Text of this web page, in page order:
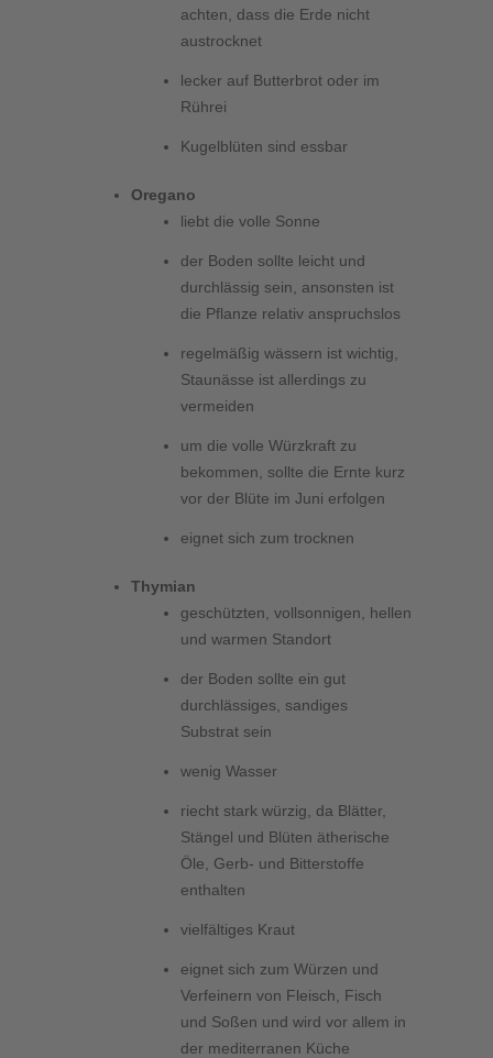
achten, dass die Erde nicht
austrocknet
lecker auf Butterbrot oder im
Rührei
Kugelblüten sind essbar
Oregano
liebt die volle Sonne
der Boden sollte leicht und
durchlässig sein, ansonsten ist
die Pflanze relativ anspruchslos
regelmäßig wässern ist wichtig,
Staunässe ist allerdings zu
vermeiden
um die volle Würzkraft zu
bekommen, sollte die Ernte kurz
vor der Blüte im Juni erfolgen
eignet sich zum trocknen
Thymian
geschützten, vollsonnigen, hellen
und warmen Standort
der Boden sollte ein gut
durchlässiges, sandiges
Substrat sein
wenig Wasser
riecht stark würzig, da Blätter,
Stängel und Blüten ätherische
Öle, Gerb- und Bitterstoffe
enthalten
vielfältiges Kraut
eignet sich zum Würzen und
Verfeinern von Fleisch, Fisch
und Soßen und wird vor allem in
der mediterranen Küche